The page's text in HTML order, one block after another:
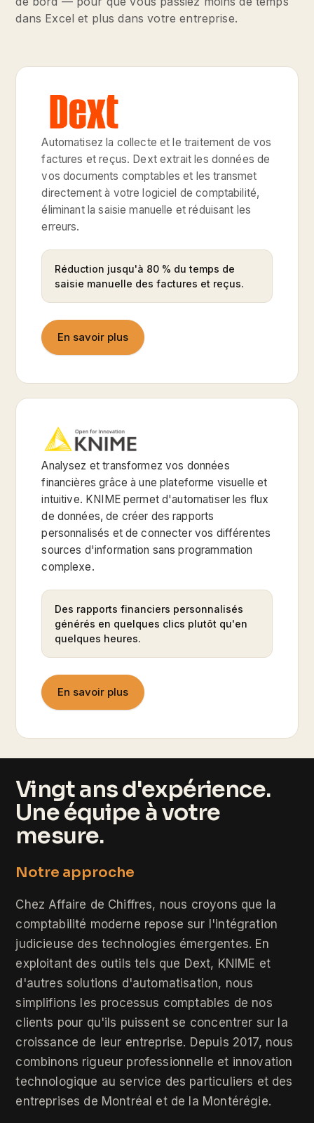
dans Excel et plus dans votre entreprise.
Automatisez la collecte et le traitement de vos
factures et reçus. Dext extrait les données de
vos documents comptables et les transmet
directement à votre logiciel de comptabilité,
éliminant la saisie manuelle et réduisant les
erreurs.
Réduction jusqu'à 80 % du temps de
saisie manuelle des factures et reçus.
En savoir plus
Analysez et transformez vos données
financières grâce à une plateforme visuelle et
intuitive. KNIME permet d'automatiser les flux
de données, de créer des rapports
personnalisés et de connecter vos différentes
sources d'information sans programmation
complexe.
Des rapports financiers personnalisés
générés en quelques clics plutôt qu'en
quelques heures.
En savoir plus
Vingt ans d'expérience.
Une équipe à votre
mesure.
Notre approche
Chez Affaire de Chiffres, nous croyons que la
comptabilité moderne repose sur l'intégration
judicieuse des technologies émergentes. En
exploitant des outils tels que Dext, KNIME et
d'autres solutions d'automatisation, nous
simplifions les processus comptables de nos
clients pour qu'ils puissent se concentrer sur la
croissance de leur entreprise. Depuis 2017, nous
combinons rigueur professionnelle et innovation
technologique au service des particuliers et des
entreprises de Montréal et de la Montérégie.